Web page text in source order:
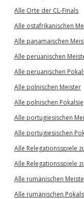
Alle Orte der CL-Finals
Alle ostafrikanischen
Alle panamaischen
Alle peruanischen
Alle peruanischen
Alle polnischen Meister
Alle polnischen
Alle portugiesischen
Alle portugiesischen
Alle Relegationsspiele
Alle Relegationsspiele
Alle rumänischen
Alle rumänischen